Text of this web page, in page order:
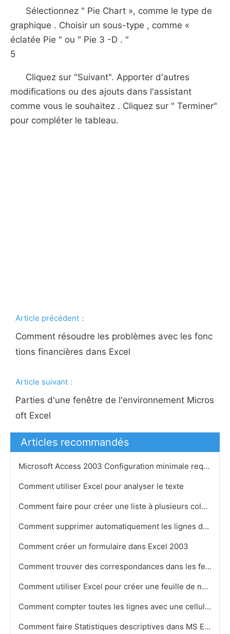
Sélectionnez " Pie Chart », comme le type de
graphique . Choisir un sous-type , comme «
éclatée Pie " ou " Pie 3 -D . "
5
Cliquez sur "Suivant". Apporter d'autres
modifications ou des ajouts dans l'assistant
comme vous le souhaitez . Cliquez sur " Terminer"
pour compléter le tableau.
Article précédent：
Comment résoudre les problèmes avec les fonc
tions financières dans Excel
Article suivant：
Parties d'une fenêtre de l'environnement Micros
oft Excel
Articles recommandés
Microsoft Access 2003 Configuration minimale requise
Comment utiliser Excel pour analyser le texte
Comment faire pour créer une liste à plusieurs colonnes dans Excel
Comment supprimer automatiquement les lignes dans une feuille de calcul Excel
Comment créer un formulaire dans Excel 2003
Comment trouver des correspondances dans les feuilles de calcul Excel
Comment utiliser Excel pour créer une feuille de notation
Comment compter toutes les lignes avec une cellule vide dans Excel 2007
Comment faire Statistiques descriptives dans MS Excel 2007